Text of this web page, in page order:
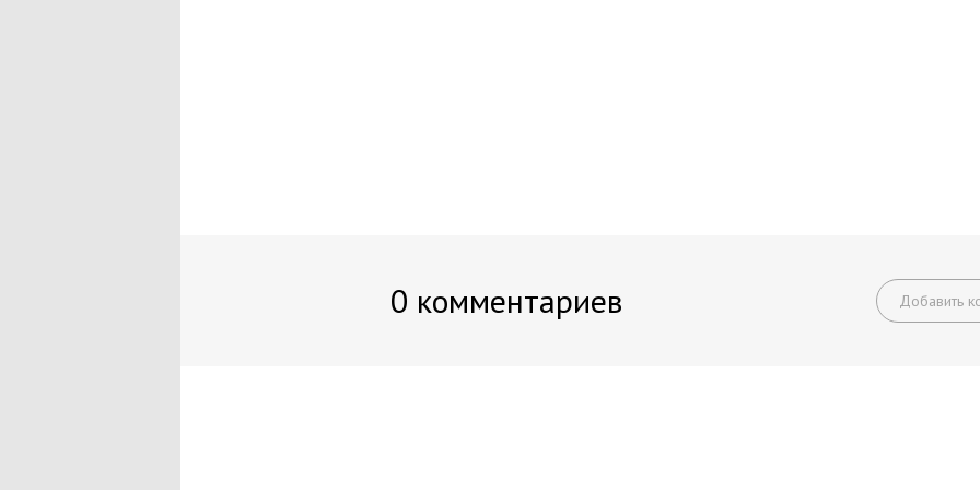
0 комментариев Добавить